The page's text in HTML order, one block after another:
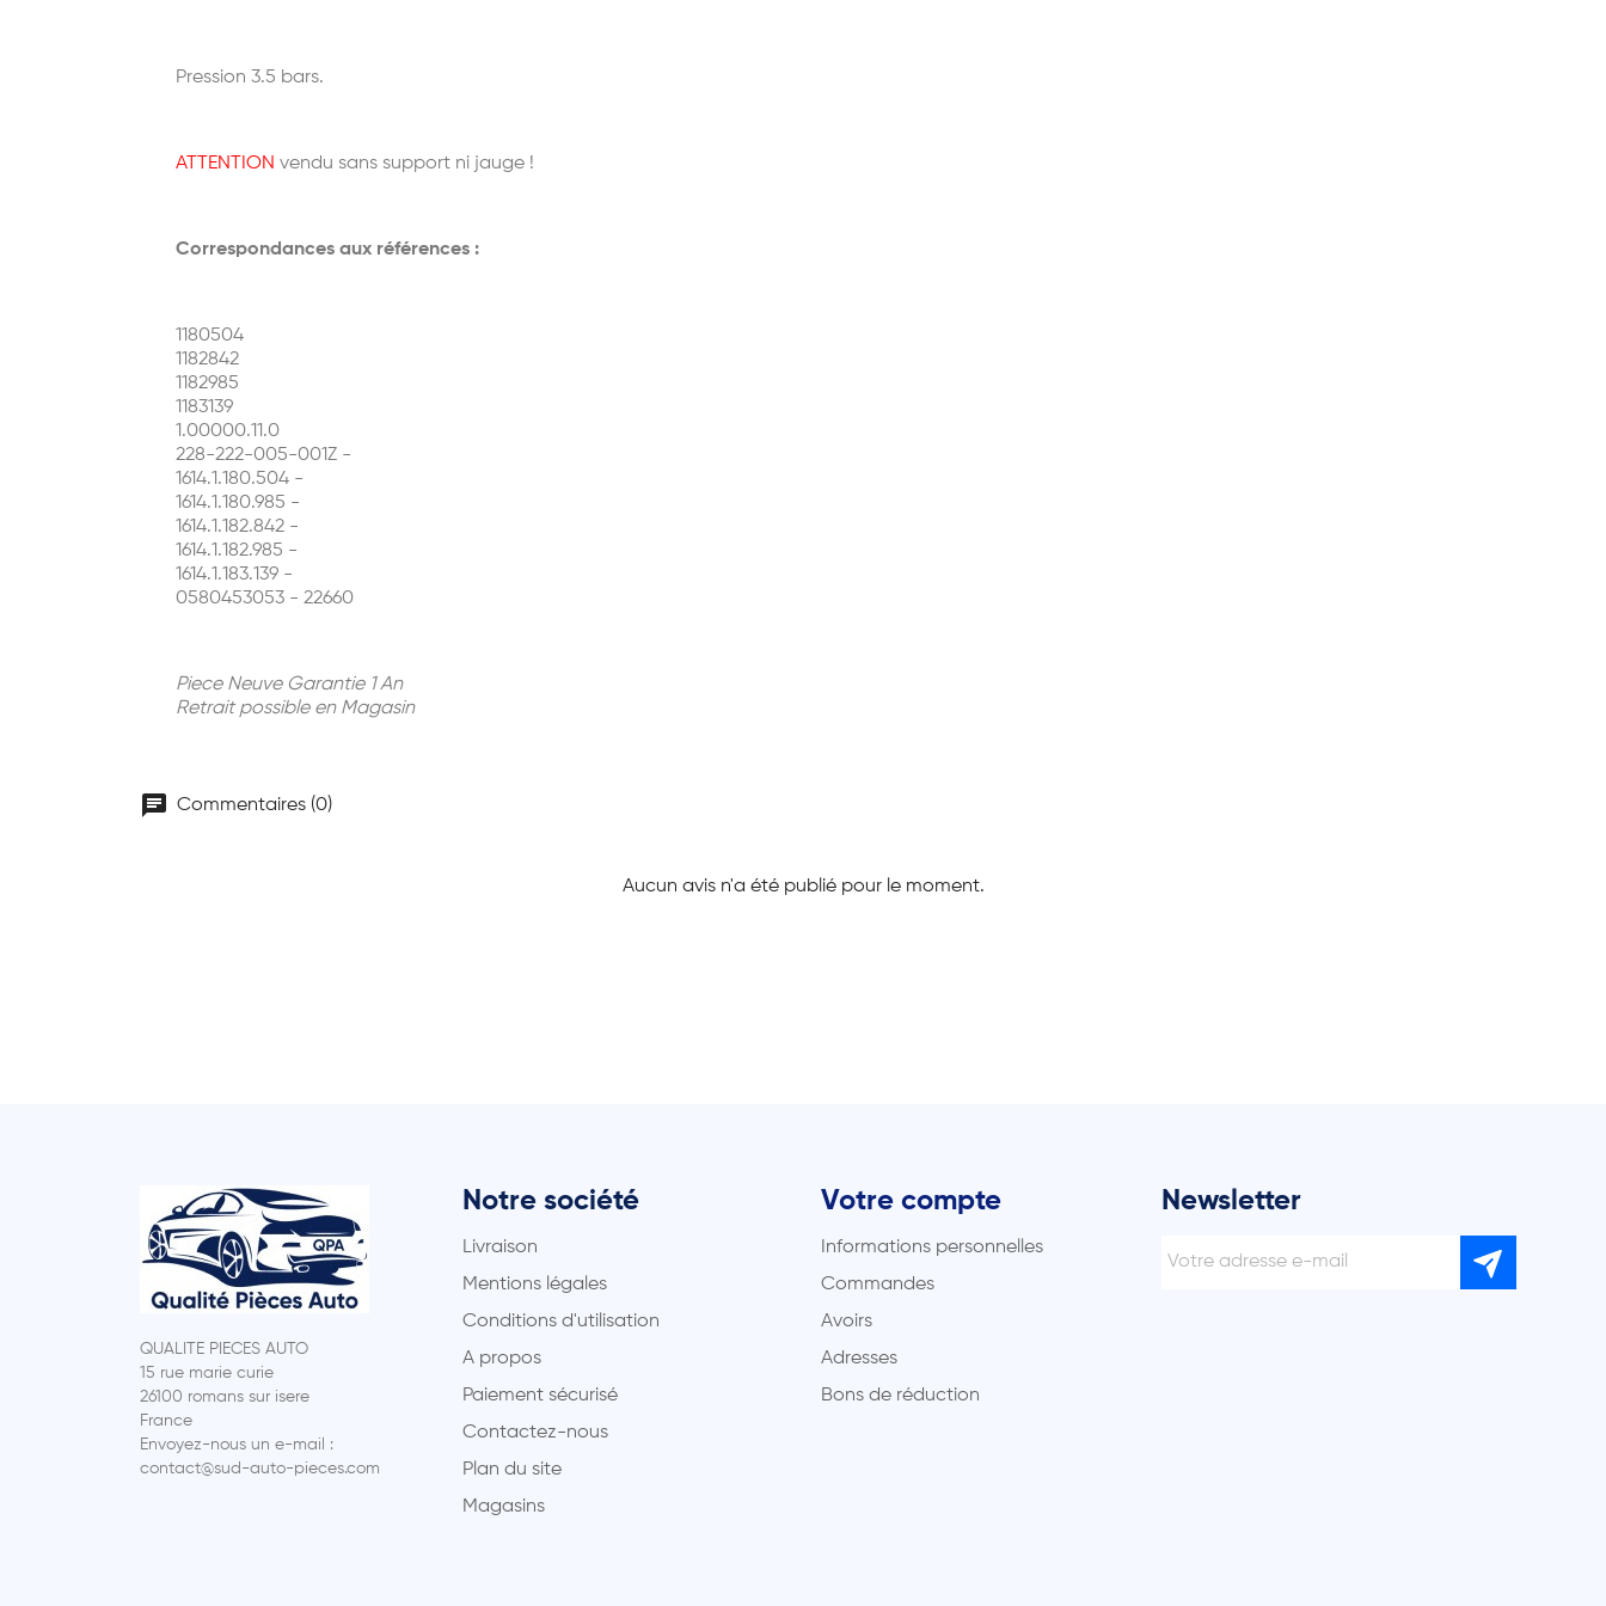
Pression 3.5 bars.
ATTENTION vendu sans support ni jauge !
Correspondances aux références :
1180504
1182842
1182985
1183139
1.00000.11.0
228-222-005-001Z -
1614.1.180.504 -
1614.1.180.985 -
1614.1.182.842 -
1614.1.182.985 -
1614.1.183.139 -
0580453053 - 22660
Piece Neuve Garantie 1 An
Retrait possible en Magasin
chat Commentaires (0)
Aucun avis n'a été publié pour le moment.
QUALITE PIECES AUTO
15 rue marie curie
26100 romans sur isere
France
Envoyez-nous un e-mail :
contact@sud-auto-pieces.com
Notre société
Livraison
Mentions légales
Conditions d'utilisation
A propos
Paiement sécurisé
Contactez-nous
Plan du site
Magasins
Votre compte
Informations personnelles
Commandes
Avoirs
Adresses
Bons de réduction
Newsletter